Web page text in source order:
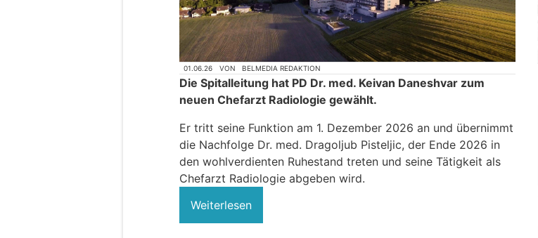
01.06.26 VON BELMEDIA REDAKTION
Die Spitalleitung hat PD Dr. med. Keivan Daneshvar zum
neuen Chefarzt Radiologie gewählt.
Er tritt seine Funktion am 1. Dezember 2026 an und übernimmt
die Nachfolge Dr. med. Dragoljub Pisteljic, der Ende 2026 in
den wohlverdienten Ruhestand treten und seine Tätigkeit als
Chefarzt Radiologie abgeben wird.
Weiterlesen